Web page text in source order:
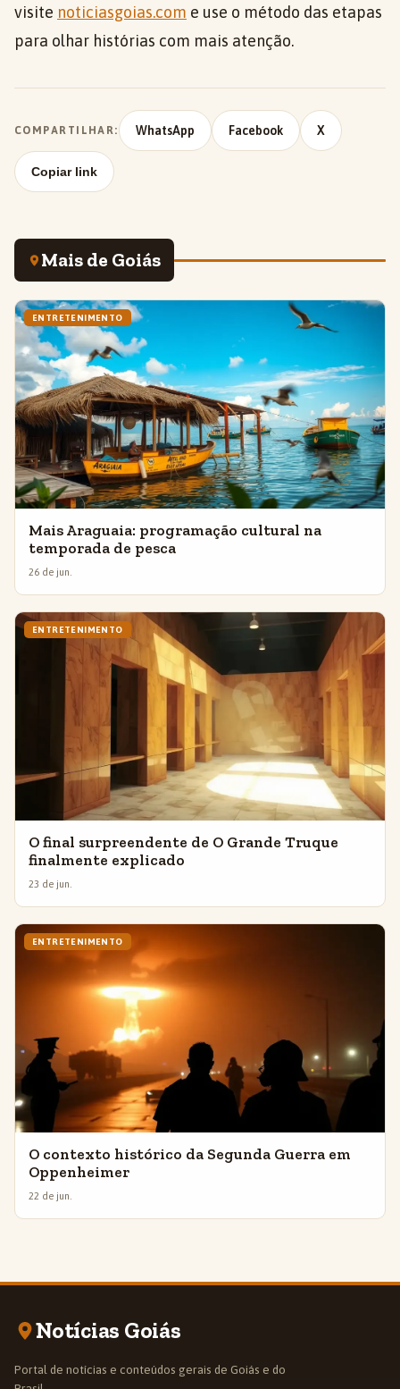
visite noticiasgoias.com e use o método das etapas
para olhar histórias com mais atenção.
COMPARTILHAR: WhatsApp Facebook X
Copiar link
Mais de Goiás
ENTRETENIMENTO
Mais Araguaia: programação cultural na
temporada de pesca
26 de jun.
ENTRETENIMENTO
O final surpreendente de O Grande Truque
finalmente explicado
23 de jun.
ENTRETENIMENTO
O contexto histórico da Segunda Guerra em
Oppenheimer
22 de jun.
Notícias Goiás
Portal de notícias e conteúdos gerais de Goiás e do